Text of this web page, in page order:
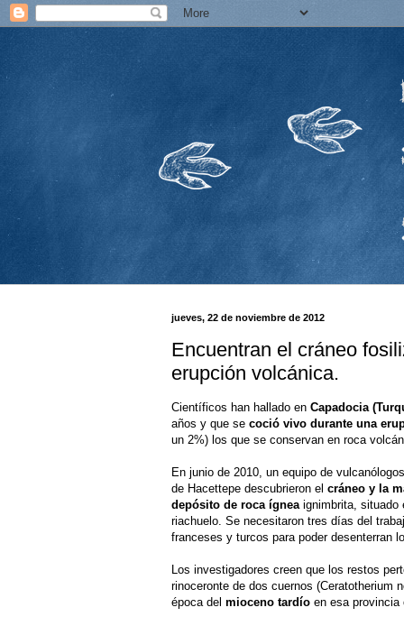
jueves, 22 de noviembre de 2012
Encuentran el cráneo
erupción volcánica.
Científicos han hallado en Capadocia
años y que se coció vivo durante una
un 2%) los que se conservan en roca
En junio de 2010, un equipo de
de Hacettepe descubrieron el cráneo y la
depósito de roca ígnea ignimbrita, situado
riachuelo. Se necesitaron tres días del
franceses y turcos para poder desenterran
Los investigadores creen que los restos
rinoceronte de dos cuernos (Ceratotherium
época del mioceno tardío en esa provincia